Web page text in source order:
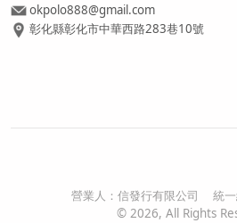
okpolo888@gmail.com
彰化縣彰化市中華西路283巷10號
營業人： 信發行有限公司 統一
© 2026, All Rights